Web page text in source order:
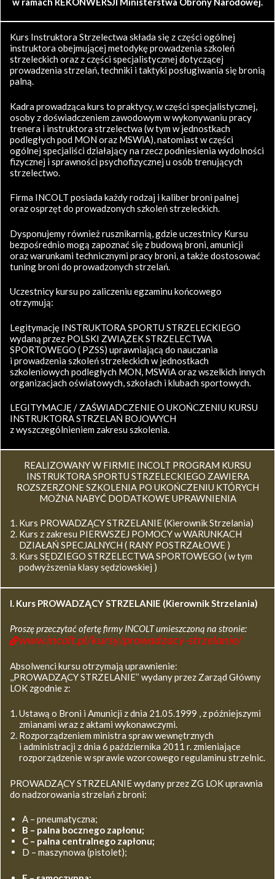
Kurs Instruktora Strzelectwa składa się z części ogólnej
instruktora obejmującej metodykę prowadzenia szkoleń
strzeleckich oraz z części specjalistycznej dotyczącej
prowadzenia strzelań, techniki i taktyki posługiwania się bronią
palną.
Kadra prowadząca kurs to praktycy, w części specjalistycznej,
osoby z doświadczeniem zawodowym w wykonywaniu pracy
trenera i instruktora strzelectwa (w tym w jednostkach
podległych pod MON oraz MSWiA), natomiast w części
ogólnej specjaliści działający na rzecz podniesienia wydolności
fizycznej i sprawności psychofizycznej u osób trenujących
strzelectwo.
Firma INCOLT posiada każdy rodzaj i kaliber broni palnej
oraz osprzęt do prowadzonych szkoleń strzeleckich.
Dysponujemy również rusznikarnią, gdzie uczestnicy Kursu
bezpośrednio mogą zapoznać się z budową broni, amunicji
oraz warunkami technicznymi pracy broni, a także dostosować
tuning broni do prowadzonych strzelań.
Uczestnicy kursu po zaliczeniu egzaminu końcowego
otrzymują:
Legitymację INSTRUKTORA SPORTU STRZELECKIEGO
wydaną przez POLSKI ZWIĄZEK STRZELECTWA
SPORTOWEGO ( PZSS) uprawniającą do nauczania
i prowadzenia szkoleń strzeleckich w jednostkach
szkoleniowych podległych MON, MSWiA oraz wszelkich innych
organizacjach oświatowych, szkołach i klubach sportowych.
LEGITYMACJĘ / ZAŚWIADCZENIE O UKOŃCZENIU KURSU
INSTRUKTORA STRZELAŃ BOJOWYCH
z wyszczególnieniem zakresu szkolenia.
REALIZOWANY W FIRMIE INCOLT PROGRAM KURSU
INSTRUKTORA SPORTU STRZELECKIEGO ZAWIERA
ROZSZERZONE SZKOLENIA PO UKOŃCZENIU KTÓRYCH
MOŻNA NABYĆ DODATKOWE UPRAWNIENIA
Kurs PROWADZĄCY STRZELANIE (Kierownik Strzelania)
Kurs z zakresu PIERWSZEJ POMOCY w WARUNKACH
DZIAŁAŃ SPECJALNYCH ( RANY POSTRZAŁOWE )
Kurs SĘDZIEGO STRZELECTWA SPORTOWEGO ( w tym
podwyższenia klasy sędziowskiej )
I. Kurs PROWADZĄCY STRZELANIE (Kierownik Strzelania)
Proszę przeczytać ofertę firmy INCOLT umieszczoną na stronie:
www.incolt.pl/kursy/prowadzacy-strzelanie/
Absolwenci kursu otrzymają uprawnienie:
,,PROWADZĄCY STRZELANIE’’ wydany przez Zarząd Główny
LOK zgodnie z:
Ustawą o Broni i Amunicji z dnia 21.05.1999 , z późniejszymi
zmianami wraz z aktami wykonawczymi.
Rozporządzeniem ministra spraw wewnętrznych
i administracji z dnia 6 października 2011 r. zmieniające
rozporządzenie w sprawie wzorcowego regulaminu strzelnic.
PROWADZĄCY STRZELANIE wydany przez ZG LOK uprawnia
do nadzorowania strzelań z broni:
A – pneumatyczna;
B – palna bocznego zapłonu;
C – palna centralnego zapłonu;
D – maszynowa (pistolet);